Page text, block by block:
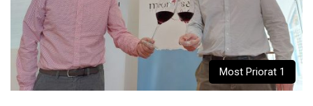
Most Priorat 1